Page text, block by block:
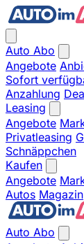
Auto Abo
Angebote
Sofort
Anzahlung
Leasing
Angebote
Privatleasing
Schnäppchen
Kaufen
Angebote
Autos Magazin
Auto Abo